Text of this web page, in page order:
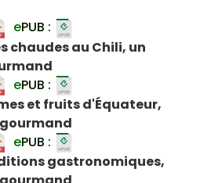
ePUB :
chaudes au Chili, un
ePUB :
et fruits d'Équateur,
ePUB :
gastronomiques,